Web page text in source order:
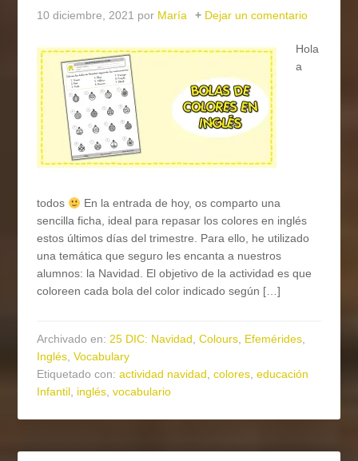
10 diciembre, 2021 por María Dejar un comentario
Hola
a
todos
En la entrada de hoy, os comparto una
sencilla ficha, ideal para repasar los colores en inglés
estos últimos días del trimestre. Para ello, he utilizado
una temática que seguro les encanta a nuestros
alumnos: la Navidad. El objetivo de la actividad es que
coloreen cada bola del color indicado según […]
Archivado en:25 DIC: Navidad,Colours, Efemérides,
Inglés,Vocabulary
Etiquetado con:actividad navidad,colores,educación
Infantil, inglés,vocabulario